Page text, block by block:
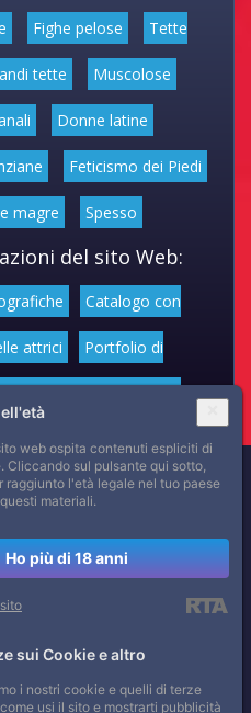
Fighe pelose Tette
tette Muscolose
Donne latine
Feticismo dei Piedi
magre Spesso
del sito Web:
Catalogo con
attrici Portfolio di
tutti i membri e le
questo sito hanno almeno 18
anni.
Requirements Compliance
di pubblicare foto, video o
le opportune verifiche al fine
di circolazione e non violare i
di terzi. Per segnalare
errori nell'uso del materiale
prontamente alla
web ospita contenuti espliciti di
Cliccando sul pulsante qui sotto,
raggiunto l'età legale nel tuo paese
materiali.
Ho più di 18 anni
sui Cookie e altro
i nostri cookie e quelli di terze
usi il sito e mostrarti pubblicità